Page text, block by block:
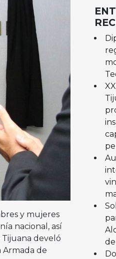
y mujeres
nacional, así
develó
de